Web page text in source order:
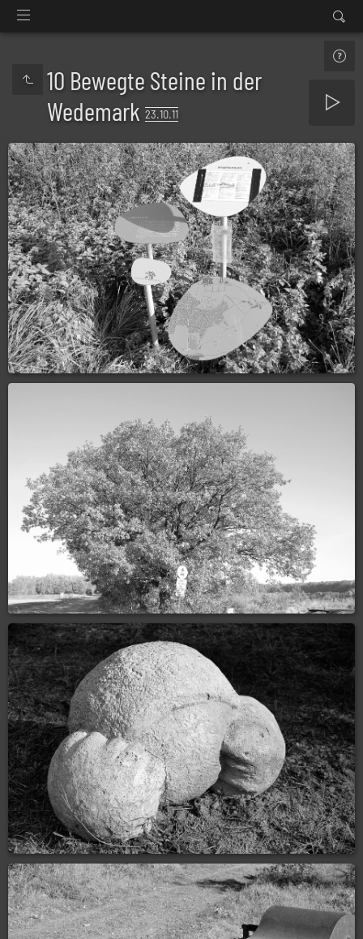
10 Bewegte Steine in der
Wedemark 23.10.11